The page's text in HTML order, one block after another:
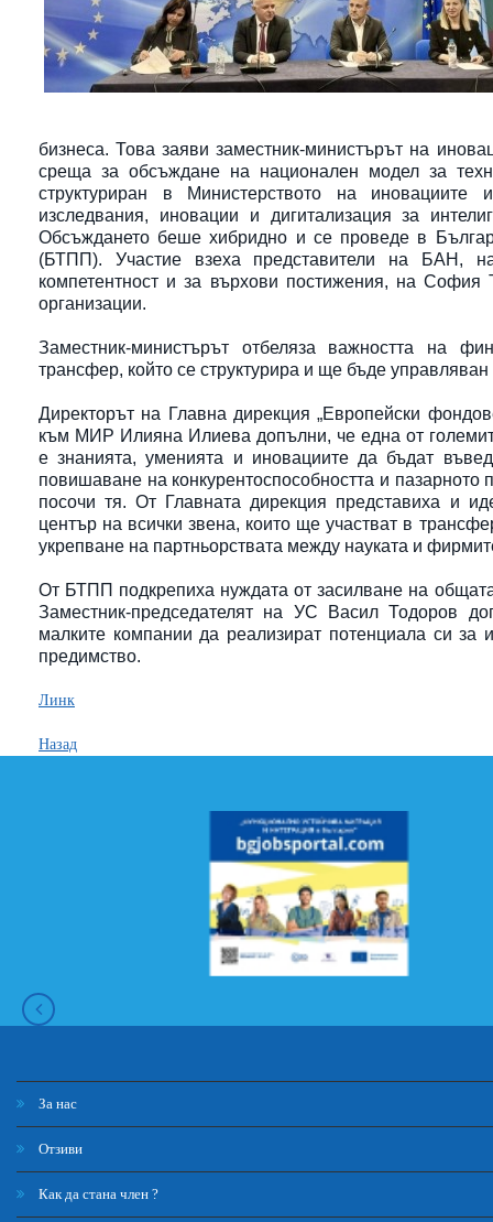
бизнеса. Това заяви заместник-министърът на
среща за обсъждане на национален модел за
структуриран в Министерството на
изследвания, иновации и дигитализация за
Обсъждането беше хибридно и се проведе в
(БТПП). Участие взеха представители на БАН,
компетентност и за върхови постижения, на София
организации.
Заместник-министърът отбеляза важността на
трансфер, който се структурира и ще бъде
Директорът на Главна дирекция „Европейски
към МИР Илияна Илиева допълни, че една от
е знанията, уменията и иновациите да бъдат
повишаване на конкурентоспособността и пазарното
посочи тя. От Главната дирекция представиха и
център на всички звена, които ще участват в
укрепване на партньорствата между науката и
От БТПП подкрепиха нуждата от засилване на
Заместник-председателят на УС Васил Тодоров
малките компании да реализират потенциала си за
предимство.
Линк
Назад
За нас
Отзиви
Как да стана член ?